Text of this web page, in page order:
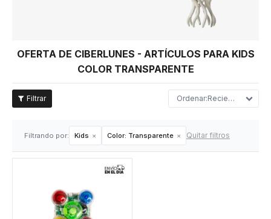
OFERTA DE CIBERLUNES - ARTÍCULOS PARA KIDS
COLOR TRANSPARENTE
Recientes
Filtrando por: Kids Color: Transparente Quitar filtros